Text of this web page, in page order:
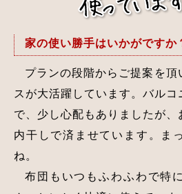
家の使い勝手はいかがですか
プランの段階からご提案を頂
スが大活躍しています。バル
で、少し心配もありましたが、
内干しで済ませています。ま
ね。
布団もいつもふわふわで特